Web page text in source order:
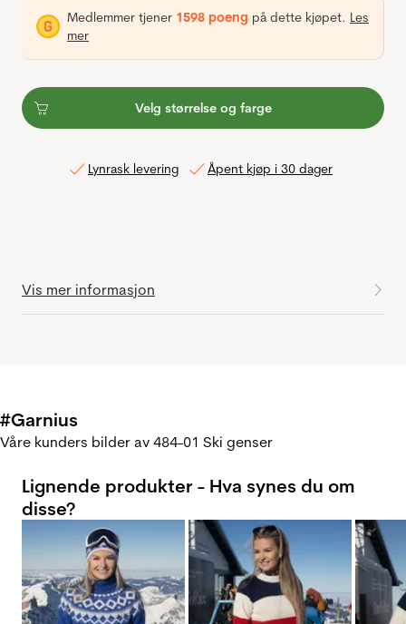
Medlemmer tjener 1598 poeng på dette kjøpet. Les
mer
Velg størrelse og farge
Lynrask levering Åpent kjøp i 30 dager
Vis mer informasjon
#Garnius
Våre kunders bilder av 484-01 Ski genser
Lignende produkter - Hva synes du om
disse?